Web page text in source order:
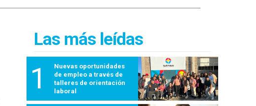
Las más leídas
1
Nuevas oportunidades
de empleo a través de
talleres de orientación
laboral